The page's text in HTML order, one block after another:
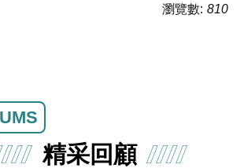
瀏覽數: 810
精采回顧